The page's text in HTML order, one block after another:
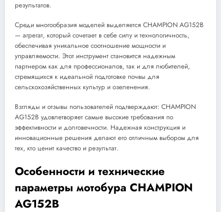
результатов.
Среди многообразия моделей выделяется CHAMPION AG152B
— агрегат, который сочетает в себе силу и технологичность,
обеспечивая уникальное соотношение мощности и
управляемости. Этот инструмент становится надежным
партнером как для профессионалов, так и для любителей,
стремящихся к идеальной подготовке почвы для
сельскохозяйственных культур и озеленения.
Взгляды и отзывы пользователей подтверждают: CHAMPION
AG152B удовлетворяет самые высокие требования по
эффективности и долговечности. Надежная конструкция и
инновационные решения делают его отличным выбором для
тех, кто ценит качество и результат.
Особенности и технические
параметры мотобура CHAMPION
AG152B